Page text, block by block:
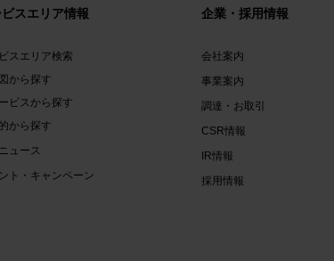
スエリア情報
スエリア検索
から探す
ビスから探す
から探す
ュース
ト・キャンペーン
企業・採用情報
会社案内
事業案内
調達・お取引
CSR情報
IR情報
採用情報